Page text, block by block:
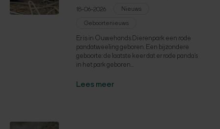
18-06-2026
Nieuws
Geboortenieuws
Er is in Ouwehands Dierenpark een rode
pandatweeling geboren. Een bijzondere
geboorte: de laatste keer dat er rode panda’s
in het park geboren...
Lees meer